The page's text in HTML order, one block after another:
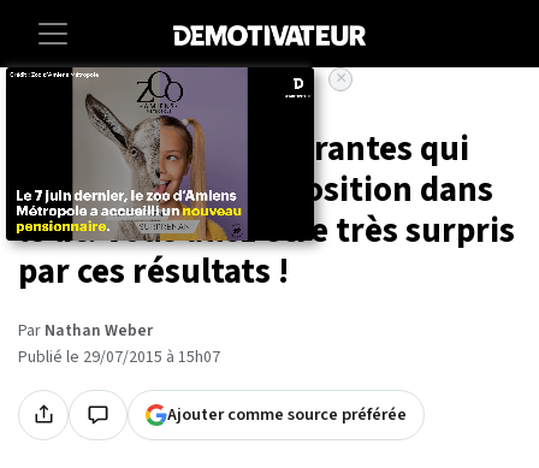
Lifestyle Insolite
10 illustrations hilarantes qui
décryptent votre position dans
le lit. Vous allez être très surpris
par ces résultats !
Par Nathan Weber
Publié le 29/07/2015 à 15h07
Ajouter comme source préférée
×